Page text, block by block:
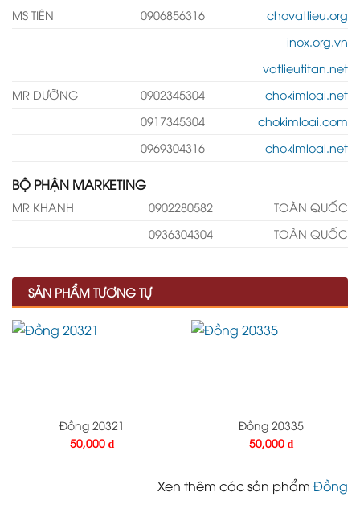
MS TIÊN
0906856316
chovatlieu.org
inox.org.vn
vatlieutitan.net
MR DƯỠNG
0902345304
chokimloai.net
0917345304
chokimloai.com
0969304316
chokimloai.net
BỘ PHẬN MARKETING
MR KHANH 0902280582
TOÀN QUỐC
0936304304
TOÀN QUỐC
SẢN PHẨM TƯƠNG TỰ
Đồng 20321
50,000 ₫
Đồng 20335
50,000 ₫
Xen thêm các sản phẩm Đồng